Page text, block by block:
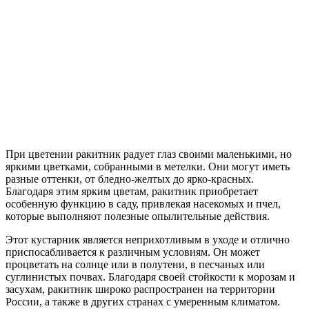
При цветении ракитник радует глаз своими маленькими, но
яркими цветками, собранными в метелки. Они могут иметь
разные оттенки, от бледно-желтых до ярко-красных.
Благодаря этим ярким цветам, ракитник приобретает
особенную функцию в саду, привлекая насекомых и пчел,
которые выполняют полезные опылительные действия.
Этот кустарник является неприхотливым в уходе и отлично
приспосабливается к различным условиям. Он может
процветать на солнце или в полутени, в песчаных или
суглинистых почвах. Благодаря своей стойкости к морозам и
засухам, ракитник широко распространен на территории
России, а также в других странах с умеренным климатом.